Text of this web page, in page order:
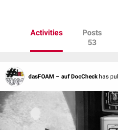
Activities
Posts
53
dasFOAM – auf DocCheck has